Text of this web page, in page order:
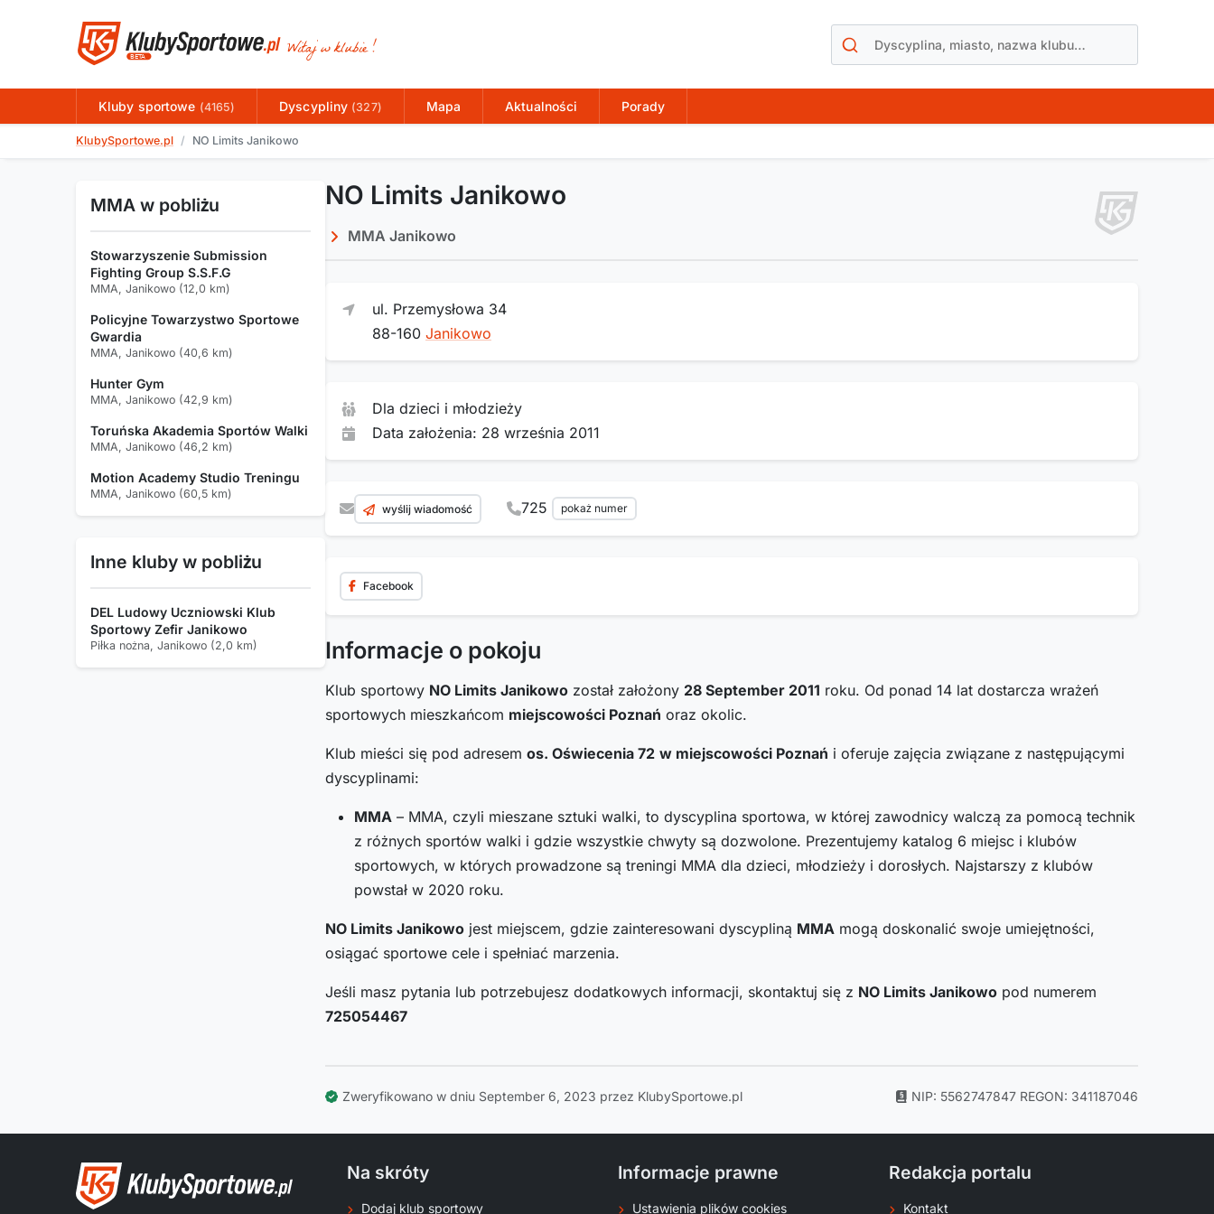
Kluby sportowe (4165) Dyscypliny (327) Mapa Aktualności Porady
KlubySportowe.pl NO Limits Janikowo
NO Limits Janikowo
MMA Janikowo
ul. Przemysłowa 34
88-160 Janikowo
Dla dzieci i młodzieży
Data założenia: 28 września 2011
wyślij wiadomość 725 pokaż numer
Facebook
Informacje o pokoju
Klub sportowy NO Limits Janikowo został założony 28 September 2011 roku. Od ponad 14 lat dostarcza wrażeń
sportowych mieszkańcom miejscowości Poznań oraz okolic.
Klub mieści się pod adresem os. Oświecenia 72 w miejscowości Poznań i oferuje zajęcia związane z następującymi
dyscyplinami:
MMA – MMA, czyli mieszane sztuki walki, to dyscyplina sportowa, w której zawodnicy walczą za pomocą technik
z różnych sportów walki i gdzie wszystkie chwyty są dozwolone. Prezentujemy katalog 6 miejsc i klubów
sportowych, w których prowadzone są treningi MMA dla dzieci, młodzieży i dorosłych. Najstarszy z klubów
powstał w 2020 roku.
NO Limits Janikowo jest miejscem, gdzie zainteresowani dyscypliną MMA mogą doskonalić swoje umiejętności,
osiągać sportowe cele i spełniać marzenia.
Jeśli masz pytania lub potrzebujesz dodatkowych informacji, skontaktuj się z NO Limits Janikowo pod numerem
725054467
Zweryfikowano w dniu September 6, 2023 przez KlubySportowe.pl NIP: 5562747847 REGON: 341187046
MMA w pobliżu
Stowarzyszenie Submission
Fighting Group S.S.F.G
MMA, Janikowo (12,0 km)
Policyjne Towarzystwo Sportowe
Gwardia
MMA, Janikowo (40,6 km)
Hunter Gym
MMA, Janikowo (42,9 km)
Toruńska Akademia Sportów Walki
MMA, Janikowo (46,2 km)
Motion Academy Studio Treningu
MMA, Janikowo (60,5 km)
Inne kluby w pobliżu
DEL Ludowy Uczniowski Klub
Sportowy Zefir Janikowo
Piłka nożna, Janikowo (2,0 km)
Na skróty
Dodaj klub sportowy
Informacje prawne
Ustawienia plików cookies
Redakcja portalu
Kontakt